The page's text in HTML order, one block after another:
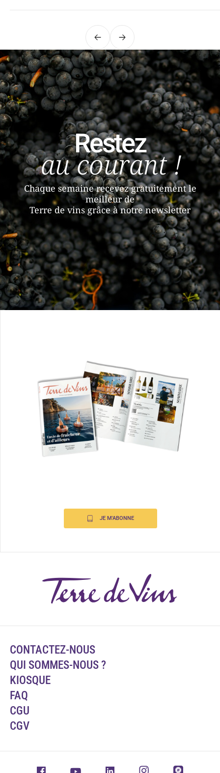
PrécédentSuivant
Restez
au courant !
Chaque semaine recevez gratuitement le
meilleur de
Terre de vins grâce à notre newsletter
JE M'ABONNE
CONTACTEZ-NOUS
QUI SOMMES-NOUS ?
KIOSQUE
FAQ
CGU
CGV